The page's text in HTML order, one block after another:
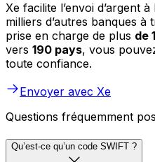
Xe facilite l’envoi d’argent
milliers d’autres banques
prise en charge de plus de
vers 190 pays, vous
toute confiance.
Envoyer avec Xe
Questions fréquemment
Qu’est-ce qu’un code SWIFT ?